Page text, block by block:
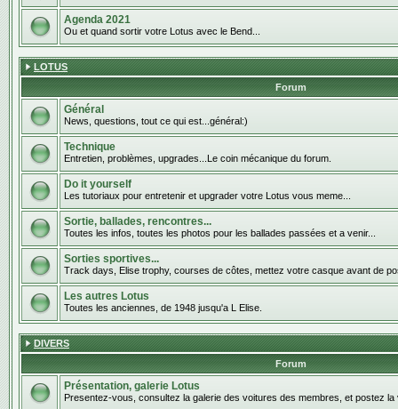
Agenda 2021
Ou et quand sortir votre Lotus avec le Bend...
LOTUS
Forum
Général
News, questions, tout ce qui est...général:)
Technique
Entretien, problèmes, upgrades...Le coin mécanique du forum.
Do it yourself
Les tutoriaux pour entretenir et upgrader votre Lotus vous meme...
Sortie, ballades, rencontres...
Toutes les infos, toutes les photos pour les ballades passées et a venir...
Sorties sportives...
Track days, Elise trophy, courses de côtes, mettez votre casque avant de
Les autres Lotus
Toutes les anciennes, de 1948 jusqu'a L Elise.
DIVERS
Forum
Présentation, galerie Lotus
Presentez-vous, consultez la galerie des voitures des membres, et postez la